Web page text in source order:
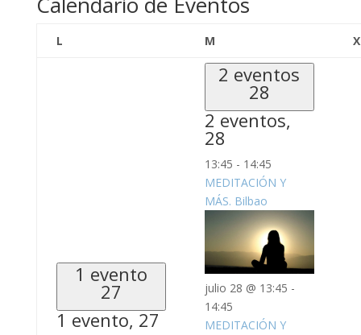
Llunes Mmartes X
1 evento
27
1 evento, 27
2 eventos
28
2 eventos,
28
13:45 - 14:45
MEDITACIÓN Y
MÁS. Bilbao
julio 28 @ 13:45 -
14:45
MEDITACIÓN Y